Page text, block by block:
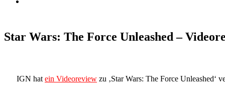
Star Wars: The Force Unleashed –
IGN hat ein Videoreview zu ‚Star Wars: The Force Unleashed‘